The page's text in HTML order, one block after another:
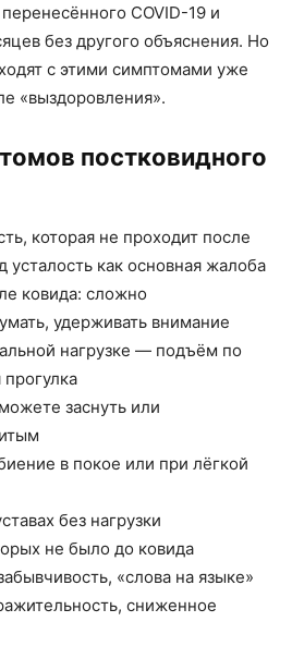
COVID-19 и
без другого объяснения. Но
с этими симптомами уже
«выздоровления».
постковидного
которая не проходит после
усталость как основная жалоба
ковида: сложно
удерживать внимание
нагрузке — подъём по
заснуть или
в покое или при лёгкой
без нагрузки
не было до ковида
«слова на языке»
сниженное